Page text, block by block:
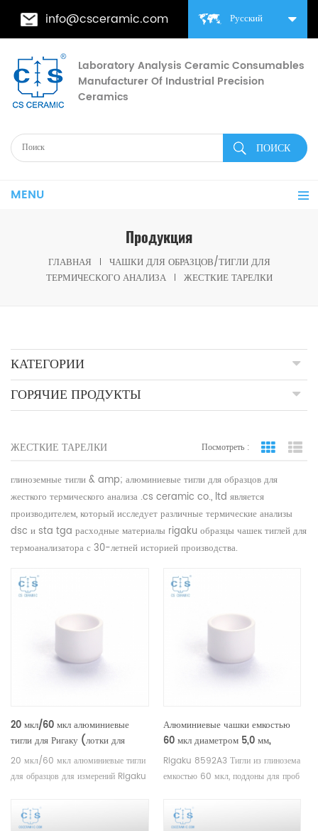
Русский
info@csceramic.com
Laboratory Analysis Ceramic Consumables
Manufacturer Of Industrial Precision
Ceramics
MENU
Продукция
ГЛАВНАЯ
ЧАШКИ ДЛЯ ОБРАЗЦОВ/ТИГЛИ ДЛЯ
ТЕРМИЧЕСКОГО АНАЛИЗА
ЖЕСТКИЕ ТАРЕЛКИ
КАТЕГОРИИ
ГОРЯЧИЕ ПРОДУКТЫ
ЖЕСТКИЕ ТАРЕЛКИ Посмотреть : вид сетки
глиноземные тигли & amp; алюминиевые тигли для образцов для
жесткого термического анализа .cs ceramic co., ltd является
производителем, который исследует различные термические анализы
dsc и sta tga расходные материалы rigaku образцы чашек тиглей для
термоанализатора с 30-летней историей производства.
20 мкл/60 мкл алюминиевые
тигли для Ригаку (лотки для
образцов ДСК)
20 мкл/60 мкл алюминиевые тигли
для образцов для измерений Rigaku
тиглей и чашек для образцов Rigaku
SII, Bruker .
Алюминиевые чашки емкостью
60 мкл диаметром 5,0 мм,
эквивалентные Rigaku 8592A3
(тигли DSC)
Rigaku 8592A3 Тигли из глинозема
емкостью 60 мкл, поддоны для проб
TGA. Производитель тиглей и чашек
для проб Rigaku SII, Bruker .